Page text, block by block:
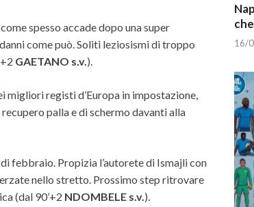
spesso accade dopo una super
come può. Soliti leziosismi di troppo
GAETANO s.v.).
migliori registi d’Europa in impostazione,
palla e di schermo davanti alla
febbraio. Propizia l’autorete di Ismajli con
nello stretto. Prossimo step ritrovare
(dal 90’+2 NDOMBELE s.v.).
16/